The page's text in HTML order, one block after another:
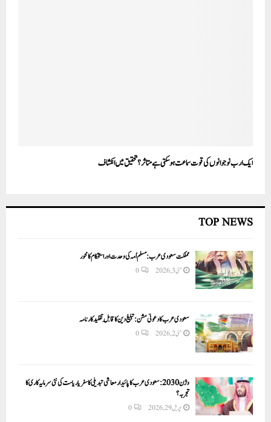
ایک ارب نوجوانوں کی قوت سماعت ہوسکتی ہے متاثر؟ تحقیق میں انکشاف
TOP NEWS
مملکت سعودی عرب: مسلم اُمہ کی وحدت اور استحکام کا محور
مئی 3, 2026 0
سعودی عرب کا دعوتی مشن: تبلیغ دین کا قابلِ تقلید کارنامہ
مئی 2, 2026 0
وژن 2030:سعودی عرب کا پائیدار معاشی تبدیلی کا سفر یا ریاست کی نئی سرمایہ کاری کا
تجربہ؟
اپریل 29, 2026 0